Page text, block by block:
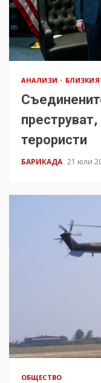
АНАЛИЗИ
терористи
БАРИКАДА 21 юли
ОБЩЕСТВО